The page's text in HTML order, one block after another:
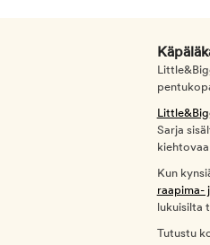
Sarja
Kun
raapima-
lukuisilta
Tutustu